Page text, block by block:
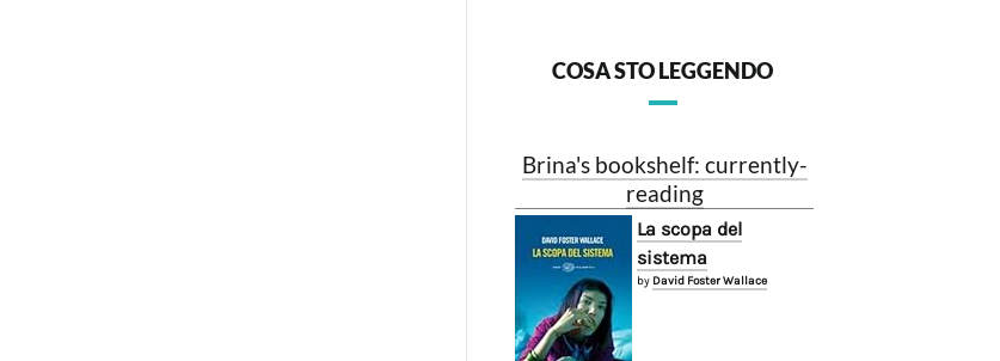
COSA STO LEGGENDO
Brina's bookshelf: currently-
reading
La scopa del
sistema
by David Foster Wallace